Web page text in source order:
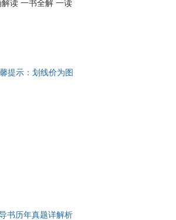
读 一书全解 一读
提示：划线价为图
书历年真题详解析